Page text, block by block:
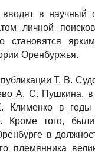
в научный
личной
становятся
Оренбуржья.
Т. В.
А. С. Пушкина,
Клименко в
Кроме того,
в
племянника